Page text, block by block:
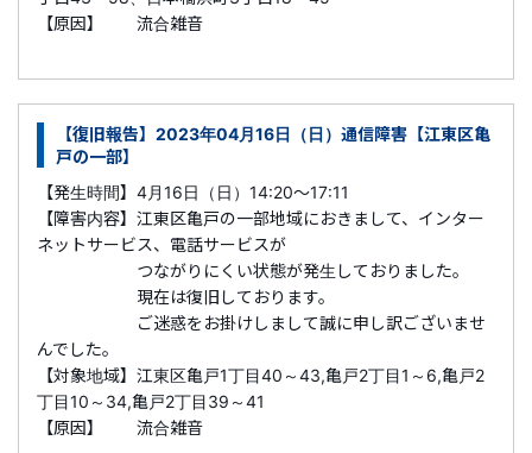
【原因】 流合雑音
【復旧報告】2023年04月16日（日）通信障害【江東区亀
戸の一部】
【発生時間】4月16日（日）14:20～17:11
【障害内容】江東区亀戸の一部地域におきまして、インター
ネットサービス、電話サービスが
つながりにくい状態が発生しておりました。
現在は復旧しております。
ご迷惑をお掛けしまして誠に申し訳ございませ
んでした。
【対象地域】江東区亀戸1丁目40～43,亀戸2丁目1～6,亀戸2
丁目10～34,亀戸2丁目39～41
【原因】 流合雑音